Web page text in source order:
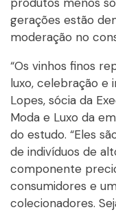
gerações estão
moderação no
“Os vinhos finos
luxo, celebração e
Lopes, sócia da
Moda e Luxo da
do estudo. “Eles
de indivíduos de
componente
consumidores e
colecionadores.